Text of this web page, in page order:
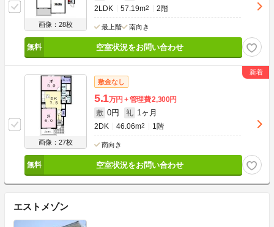
画像：28枚
2LDK 57.19m2 2階
最上階 南向き
空室状況をお問い合わせ
画像：27枚
敷金なし
5.1万円 管理費2,300円
敷 0円 礼 1ヶ月
2DK 46.06m2 1階
南向き
空室状況をお問い合わせ
エストメゾン